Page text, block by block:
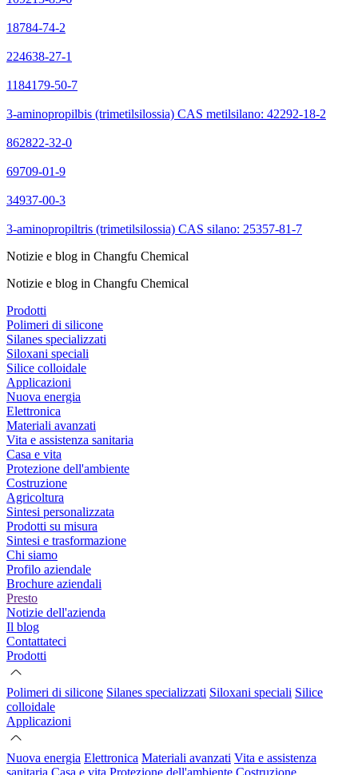
18784-74-2
224638-27-1
1184179-50-7
3-aminopropilbis (trimetilsilossia) CAS metilsilano: 42292-18-2
862822-32-0
69709-01-9
34937-00-3
3-aminopropiltris (trimetilsilossia) CAS silano: 25357-81-7
Notizie e blog in Changfu Chemical
Notizie e blog in Changfu Chemical
Prodotti
Polimeri di silicone
Silanes specializzati
Siloxani speciali
Silice colloidale
Applicazioni
Nuova energia
Elettronica
Materiali avanzati
Vita e assistenza sanitaria
Casa e vita
Protezione dell'ambiente
Costruzione
Agricoltura
Sintesi personalizzata
Prodotti su misura
Sintesi e trasformazione
Chi siamo
Profilo aziendale
Brochure aziendali
Presto
Notizie dell'azienda
Il blog
Contattateci
Prodotti
Polimeri di silicone Silanes specializzati Siloxani speciali Silice
colloidale
Applicazioni
Nuova energia Elettronica Materiali avanzati Vita e assistenza
sanitaria Casa e vita Protezione dell'ambiente Costruzione